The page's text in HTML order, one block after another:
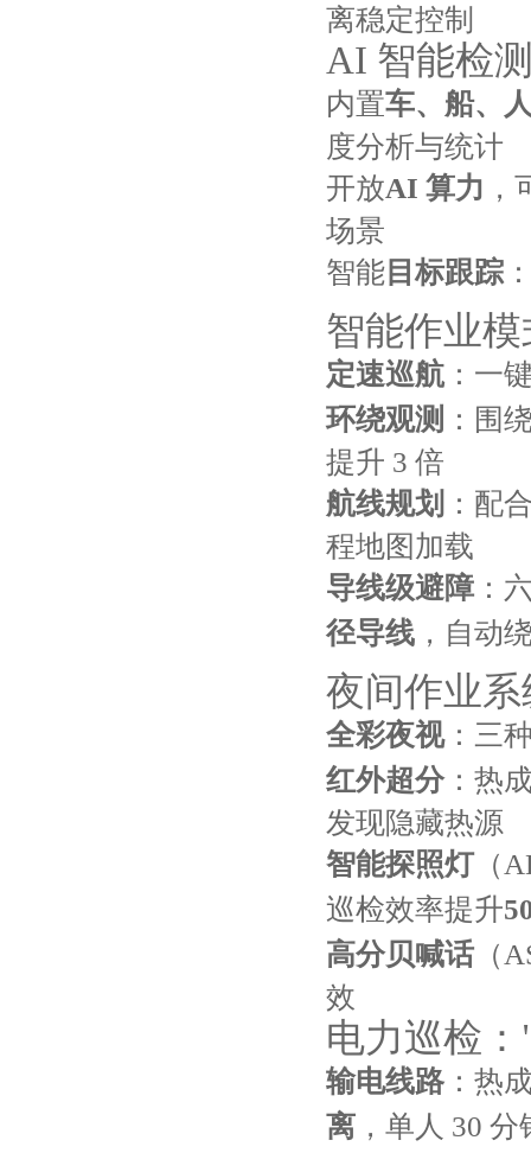
离稳定控制
AI 智能检
内置车、船、
度分析与统计
开放AI 算力
场景
智能 目标跟踪
智能作业模
定速巡航：一
环绕观测 ：围
提升 3 倍
航线规划 ：配
程地图加载
导线级避障 ：
径导线 ，自动
夜间作业系
全彩夜视：三
红外超分：热
发现隐藏热源
智能探照灯（
巡检效率提升
高分贝喊话 （
效
电力巡检
输电线路 ：热
离 ，单人 30